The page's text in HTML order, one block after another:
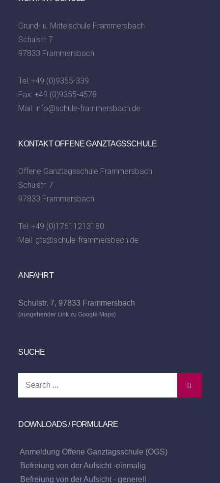
Grund- u. Mittelschule Frammersbach
Schulstr. 7
97833 Frammersbach
Tel.:+49 (0)9355-339
Fax: +49 (0)9355-4578
Mail: info@schule-frammersbach.de
KONTAKT OFFENE GANZTAGSSCHULE
Offene Ganztagsschule Frammersbach
Schulstr. 7
97833 Frammersbach
Tel.:+49 (0)17611213180
Mail: gts@schule-frammersbach.de
ANFAHRT
Schulstr. 7, 97833 Frammersbach
(ausgehender Link zu Google Maps)
SUCHE
DOWNLOADS / FORMULARE
Anmeldung Offene Ganztagsschule (OGS)
Befreiung von der Aufsicht -einmalig
Befreiung von der Aufsicht - generell